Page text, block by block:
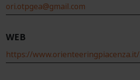
ori.otpgea@gmail.com
WEB
https://www.orienteeringpiacenza.it/